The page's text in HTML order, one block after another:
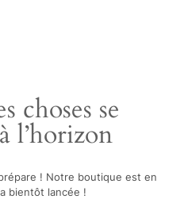
choses se
l’horizon
! Notre boutique est en
bientôt lancée !